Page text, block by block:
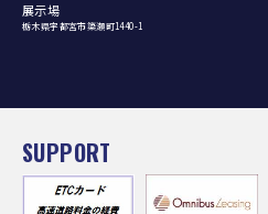
展示場
栃木県宇都宮市簗瀬町1440-1
SUPPORT